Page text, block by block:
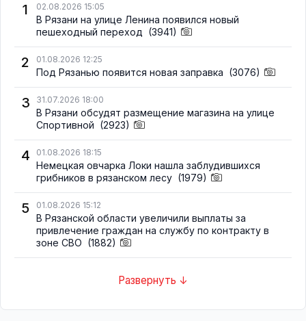
1
02.08.2026 15:05
В Рязани на улице Ленина появился новый
пешеходный переход (3941)
2 01.08.2026 12:25
Под Рязанью появится новая заправка (3076)
3 31.07.2026 18:00
В Рязани обсудят размещение магазина на улице
Спортивной (2923)
4 01.08.2026 18:15
Немецкая овчарка Локи нашла заблудившихся
грибников в рязанском лесу (1979)
5 01.08.2026 15:12
В Рязанской области увеличили выплаты за
привлечение граждан на службу по контракту в
зоне СВО (1882)
Развернуть ↓